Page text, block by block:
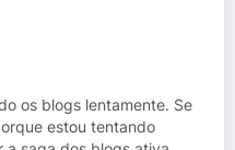
os blogs lentamente. Se
estou tentando